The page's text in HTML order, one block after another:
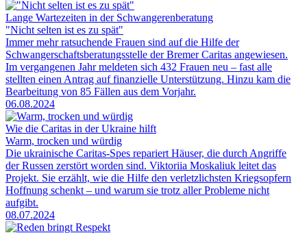
Lange Wartezeiten in der Schwangerenberatung
"Nicht selten ist es zu spät"
Immer mehr ratsuchende Frauen sind auf die Hilfe der
Schwangerschaftsberatungsstelle der Bremer Caritas angewiesen.
Im vergangenen Jahr meldeten sich 432 Frauen neu – fast alle
stellten einen Antrag auf finanzielle Unterstützung. Hinzu kam die
Bearbeitung von 85 Fällen aus dem Vorjahr.
06.08.2024
Wie die Caritas in der Ukraine hilft
Warm, trocken und würdig
Die ukrainische Caritas-Spes repariert Häuser, die durch Angriffe
der Russen zerstört worden sind. Viktoriia Moskaliuk leitet das
Projekt. Sie erzählt, wie die Hilfe den verletzlichsten Kriegsopfern
Hoffnung schenkt – und warum sie trotz aller Probleme nicht
aufgibt.
08.07.2024